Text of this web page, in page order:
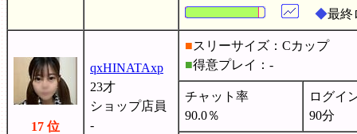
◆最終
17 位
qxHINATAxp
23才
ショップ店員
-
■スリーサイズ：Cカップ
■得意プレイ：-
チャット率
90.0％
ログイ
90分